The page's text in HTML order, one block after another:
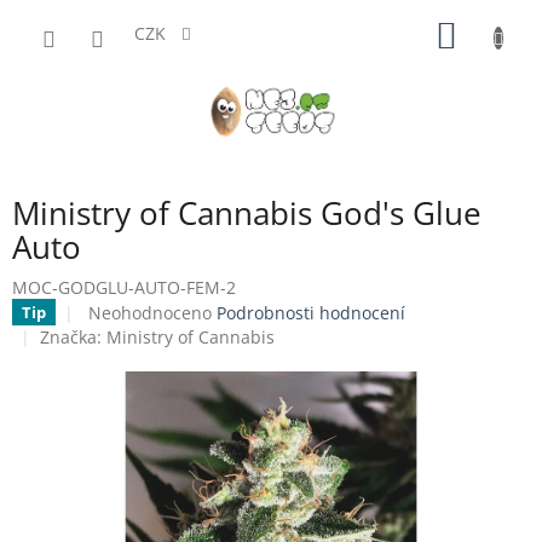
CZK
Ministry of Cannabis God's Glue
Auto
MOC-GODGLU-AUTO-FEM-2
Tip
Průměrné
hodnocení
hvězdiček.
Neohodnoceno Podrobnosti hodnocení
Značka: Ministry of Cannabis